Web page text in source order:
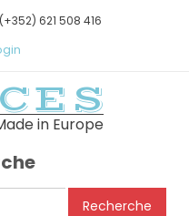
(+352) 621 508 416
in Europe
Recherche